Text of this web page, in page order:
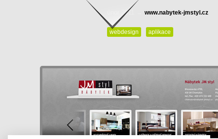
únor 2011 → www.nabytek-jmstyl.cz
webdesign aplikace
Zpět na výčet referencí…